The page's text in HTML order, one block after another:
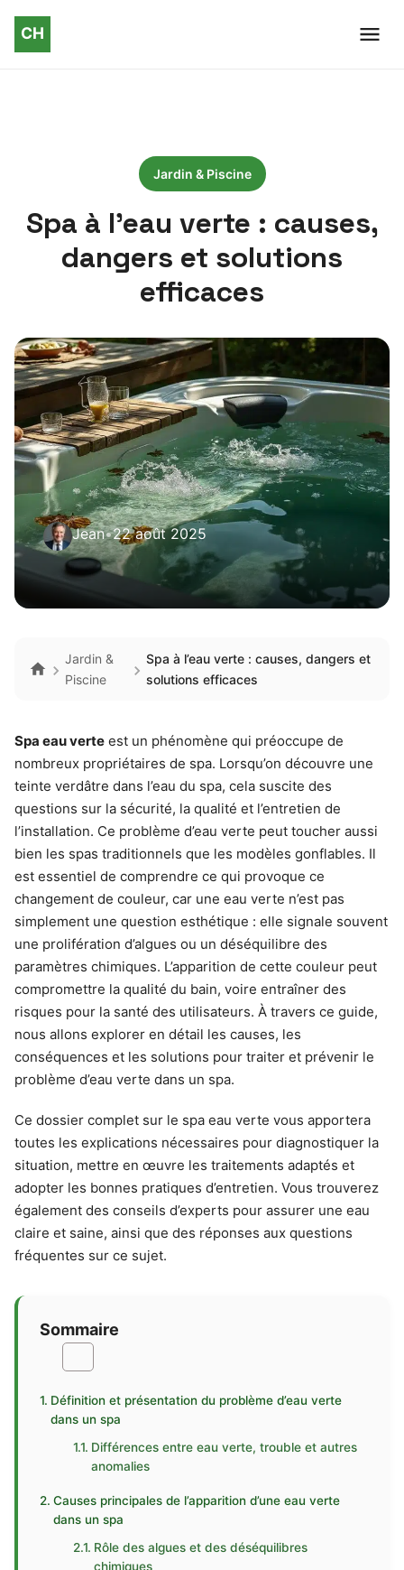
Jardin & Piscine
Spa à l’eau verte : causes,
dangers et solutions
efficaces
Jean•22 août 2025
Jardin &
Piscine
Spa à l’eau verte : causes, dangers et
solutions efficaces
Spa eau verte est un phénomène qui préoccupe de
nombreux propriétaires de spa. Lorsqu’on découvre une
teinte verdâtre dans l’eau du spa, cela suscite des
questions sur la sécurité, la qualité et l’entretien de
l’installation. Ce problème d’eau verte peut toucher aussi
bien les spas traditionnels que les modèles gonflables. Il
est essentiel de comprendre ce qui provoque ce
changement de couleur, car une eau verte n’est pas
simplement une question esthétique : elle signale souvent
une prolifération d’algues ou un déséquilibre des
paramètres chimiques. L’apparition de cette couleur peut
compromettre la qualité du bain, voire entraîner des
risques pour la santé des utilisateurs. À travers ce guide,
nous allons explorer en détail les causes, les
conséquences et les solutions pour traiter et prévenir le
problème d’eau verte dans un spa.
Ce dossier complet sur le spa eau verte vous apportera
toutes les explications nécessaires pour diagnostiquer la
situation, mettre en œuvre les traitements adaptés et
adopter les bonnes pratiques d’entretien. Vous trouverez
également des conseils d’experts pour assurer une eau
claire et saine, ainsi que des réponses aux questions
fréquentes sur ce sujet.
Sommaire
Définition et présentation du problème d’eau verte
dans un spa
Différences entre eau verte, trouble et autres
anomalies
Causes principales de l’apparition d’une eau verte
dans un spa
Rôle des algues et des déséquilibres
chimiques